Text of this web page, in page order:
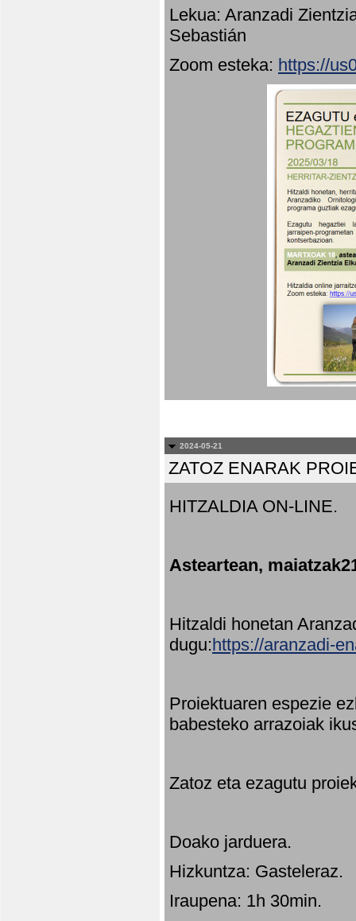
Lekua: Aranzadi
Sebastián
Zoom esteka: https://
2024-05-21
ZATOZ ENARAK
HITZALDIA ON-LINE.
Asteartean,
Hitzaldi honetan
dugu:https://aranzadi-
Proiektuaren espezie
babesteko arrazoiak
Zatoz eta ezagutu
Doako jarduera.
Hizkuntza: Gasteleraz.
Iraupena: 1h 30min.